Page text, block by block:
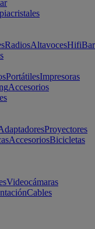
RadiosAltavocesHifi
PortátilesImpresoras
Accesorios
Proyectores
AccesoriosBicicletas
Videocámaras
Cables